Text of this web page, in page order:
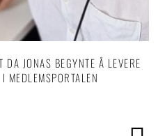
JONAS BEGYNTE Å LEVERE
MEDLEMSPORTALEN